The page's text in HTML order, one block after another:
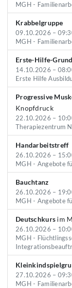
MGH -
Krabbelgruppe
09.10.2026 –
MGH -
Erste-Hilfe-
14.10.2026 –
Erste Hilfe
Progressive
Knopfdruck
22.10.2026 –
Therapiezentrum
Handarbeitstreff
26.10.2026 –
MGH - Angebote
Bauchtanz
26.10.2026 –
MGH - Angebote
Deutschkurs im
26.10.2026 –
MGH -
27.10.2026 –
MGH -